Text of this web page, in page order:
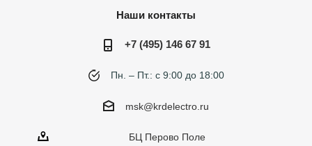
Наши контакты
+7 (495) 146 67 91
Пн. – Пт.: с 9:00 до 18:00
msk@krdelectro.ru
БЦ Перово Поле